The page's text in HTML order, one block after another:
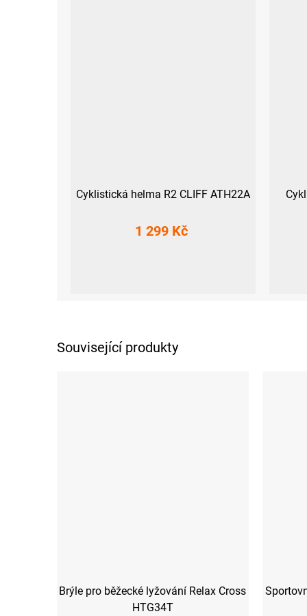
Související produkty
Brýle pro běžecké lyžování Relax Cross
HTG34T
Cyklistická helma R2 CLIFF ATH22A
1 299 Kč